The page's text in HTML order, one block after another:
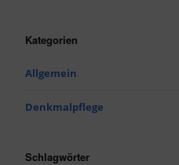
Kategorien
Allgemein
Denkmalpflege
Schlagwörter